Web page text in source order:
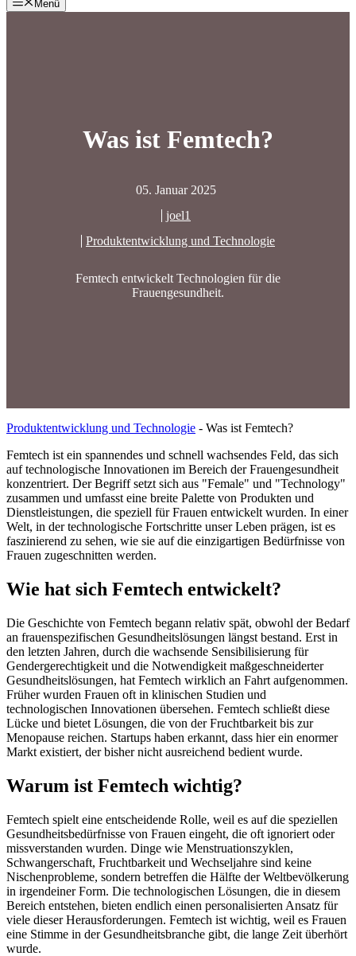
Menü
Was ist Femtech?
05. Januar 2025
joel1
Produktentwicklung und Technologie
Femtech entwickelt Technologien für die
Frauengesundheit.
Produktentwicklung und Technologie - Was ist Femtech?
Femtech ist ein spannendes und schnell wachsendes Feld, das sich
auf technologische Innovationen im Bereich der Frauengesundheit
konzentriert. Der Begriff setzt sich aus "Female" und "Technology"
zusammen und umfasst eine breite Palette von Produkten und
Dienstleistungen, die speziell für Frauen entwickelt wurden. In einer
Welt, in der technologische Fortschritte unser Leben prägen, ist es
faszinierend zu sehen, wie sie auf die einzigartigen Bedürfnisse von
Frauen zugeschnitten werden.
Wie hat sich Femtech entwickelt?
Die Geschichte von Femtech begann relativ spät, obwohl der Bedarf
an frauenspezifischen Gesundheitslösungen längst bestand. Erst in
den letzten Jahren, durch die wachsende Sensibilisierung für
Gendergerechtigkeit und die Notwendigkeit maßgeschneiderter
Gesundheitslösungen, hat Femtech wirklich an Fahrt aufgenommen.
Früher wurden Frauen oft in klinischen Studien und
technologischen Innovationen übersehen. Femtech schließt diese
Lücke und bietet Lösungen, die von der Fruchtbarkeit bis zur
Menopause reichen. Startups haben erkannt, dass hier ein enormer
Markt existiert, der bisher nicht ausreichend bedient wurde.
Warum ist Femtech wichtig?
Femtech spielt eine entscheidende Rolle, weil es auf die speziellen
Gesundheitsbedürfnisse von Frauen eingeht, die oft ignoriert oder
missverstanden wurden. Dinge wie Menstruationszyklen,
Schwangerschaft, Fruchtbarkeit und Wechseljahre sind keine
Nischenprobleme, sondern betreffen die Hälfte der Weltbevölkerung
in irgendeiner Form. Die technologischen Lösungen, die in diesem
Bereich entstehen, bieten endlich einen personalisierten Ansatz für
viele dieser Herausforderungen. Femtech ist wichtig, weil es Frauen
eine Stimme in der Gesundheitsbranche gibt, die lange Zeit überhört
wurde.